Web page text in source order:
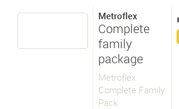
Metroflex
Complete
family
package
Metroflex
Complete Family
Pack